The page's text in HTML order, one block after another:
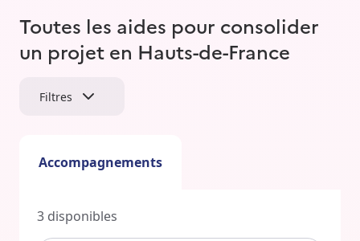
Toutes les aides pour consolider
un projet en Hauts-de-France
Filtres
Accompagnements
3 disponibles